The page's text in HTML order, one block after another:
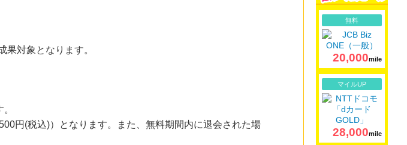
対象となります。
円(税込)）となります。また、無料期間内に退会された場
無料
20,000mile
マイルUP
28,000mile